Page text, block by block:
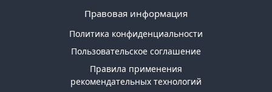
Правовая информация
Политика конфиденциальности
Пользовательское соглашение
Правила применения
рекомендательных технологий